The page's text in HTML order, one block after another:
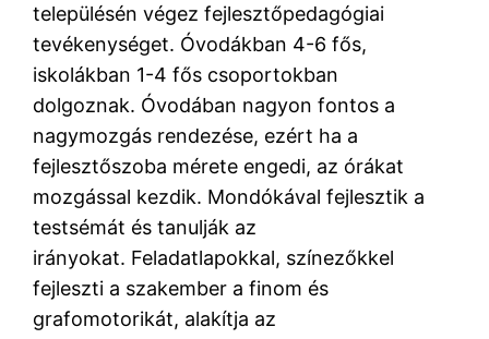
településén végez fejlesztőpedagógiai
tevékenységet. Óvodákban 4-6 fős,
iskolákban 1-4 fős csoportokban
dolgoznak. Óvodában nagyon fontos a
nagymozgás rendezése, ezért ha a
fejlesztőszoba mérete engedi, az órákat
mozgással kezdik. Mondókával fejlesztik a
testsémát és tanulják az
irányokat. Feladatlapokkal, színezőkkel
fejleszti a szakember a finom és
grafomotorikát, alakítja az